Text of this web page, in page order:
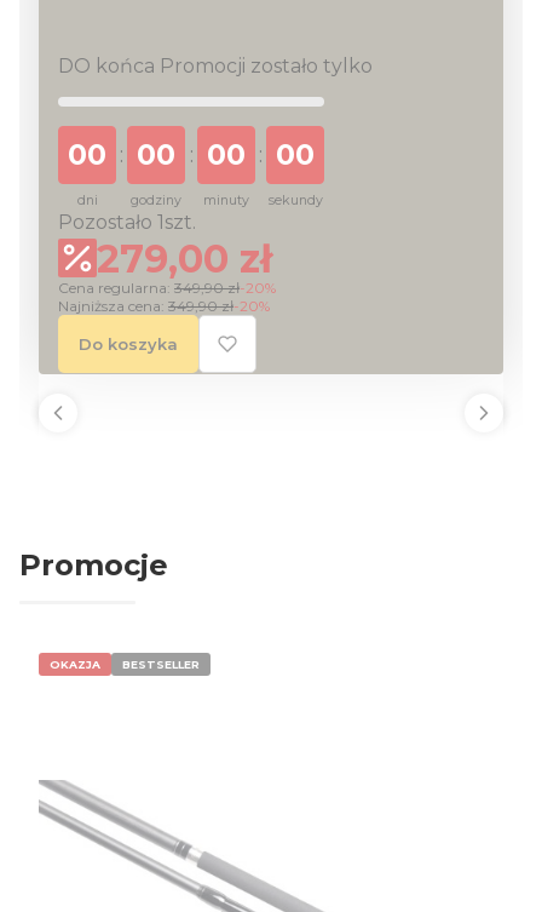
DO końca Promocji zostało tylko
00
dni
: 00
godziny
: 00
minuty
: 00
sekundy
Pozostało 1szt.
279,00 zł
Cena regularna: 349,90 zł-20%
Najniższa cena: 349,90 zł-20%
Do koszyka
Promocje
OKAZJA BESTSELLER